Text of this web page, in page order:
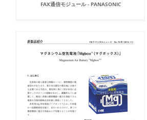
FAX通信モジュール - PANASONIC